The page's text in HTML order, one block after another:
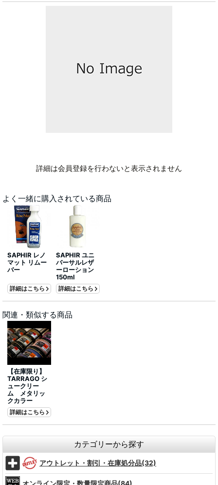
詳細は会員登録を行わないと表示されません
よく一緒に購入されている商品
SAPHIR レノ
マット リムー
バー
詳細はこちら
SAPHIR ユニ
バーサルレザ
ーローション
150ml
詳細はこちら
関連・類似する商品
【在庫限り】
TARRAGO シ
ュークリー
ム メタリッ
クカラー
詳細はこちら
カテゴリーから探す
アウトレット・割引・在庫処分品(32)
オンライン限定・数量限定商品(84)